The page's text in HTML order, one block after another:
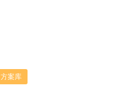
方案库